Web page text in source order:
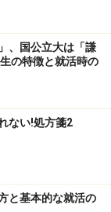
てくれた会社
かりと伝えまし
時期を指定さ
別の会社での
限を延ばすな
ちろん、会社
くいかないとき
、国公立大は「謙
の特徴と就活時の
ない!処方箋2
と基本的な就活の